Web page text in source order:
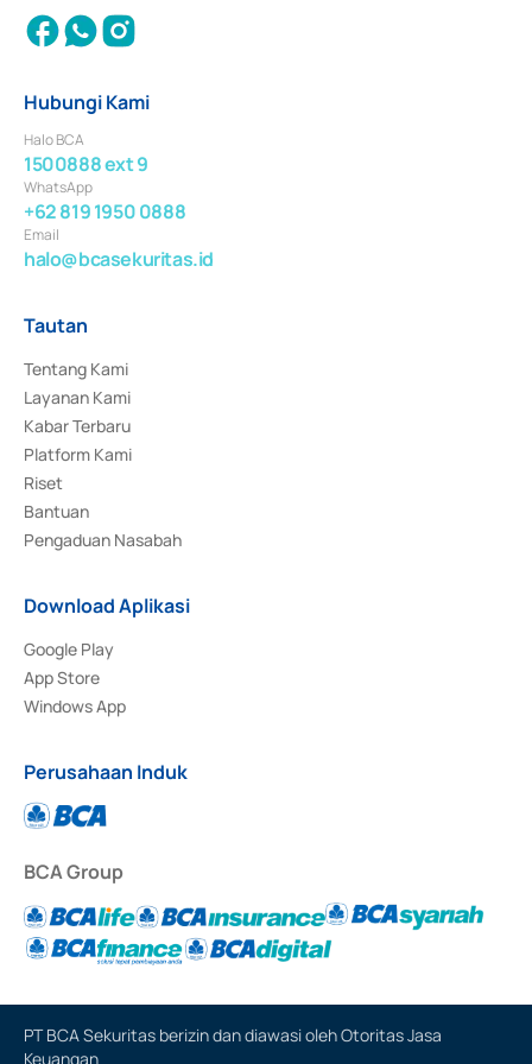
Hubungi Kami
Halo BCA
1500888 ext 9
WhatsApp
+62 819 1950 0888
Email
halo@bcasekuritas.id
Tautan
Tentang Kami
Layanan Kami
Kabar Terbaru
Platform Kami
Riset
Bantuan
Pengaduan Nasabah
Download Aplikasi
Google Play
App Store
Windows App
Perusahaan Induk
BCA Group
PT BCA Sekuritas berizin dan diawasi oleh Otoritas Jasa
Keuangan